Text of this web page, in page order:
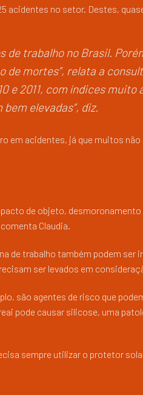
acidentes no setor. Destes,
de trabalho no Brasil.
de mortes”, relata a
e 2011, com índices muito
elevadas”, diz.
em acidentes, já que muitos
de objeto,
Claudia.
de trabalho também podem ser
ser levados em
são agentes de risco que
pode causar silicose, uma
sempre utilizar o protetor